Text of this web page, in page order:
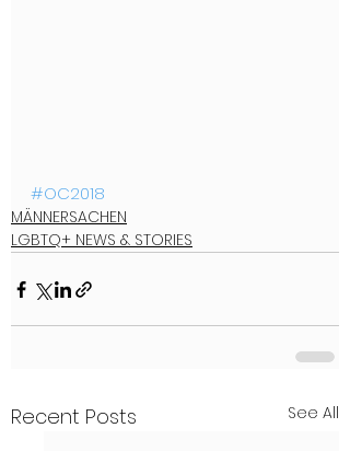
#OC2018
MÄNNERSACHEN
LGBTQ+ NEWS & STORIES
Recent Posts See All